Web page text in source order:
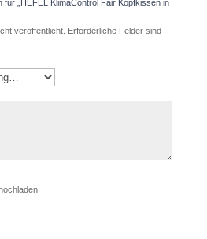
„HEFEL KlimaControl Fair Kopfkissen in
veröffentlicht. Erforderliche Felder sind